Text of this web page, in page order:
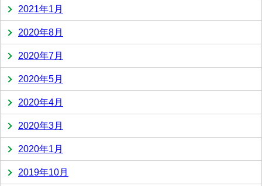
2021年1月
2020年8月
2020年7月
2020年5月
2020年4月
2020年3月
2020年1月
2019年10月